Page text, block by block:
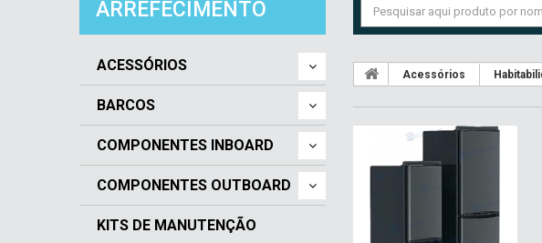
ARREFECIMENTO
ACESSÓRIOS
BARCOS
COMPONENTES INBOARD
COMPONENTES OUTBOARD
KITS DE MANUTENÇÃO
Acessórios